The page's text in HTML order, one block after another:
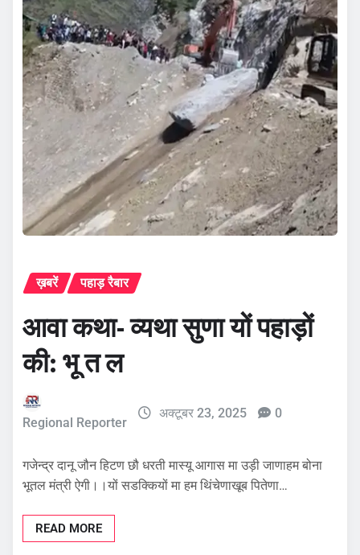
ख़बरें पहाड़ रैबार
आवा कथा- व्यथा सुणा यों पहाड़ों
की: भू त ल
Regional Reporter
अक्टूबर 23, 2025 0
गजेन्द्र दानू जौन हिटण छौ धरती मास्यू आगास मा उड़ी जाणाहम बोना
भूतल मंत्री ऐगी।।यों सडक्कियों मा हम थिंचेणाखूब पितेणा…
READ MORE